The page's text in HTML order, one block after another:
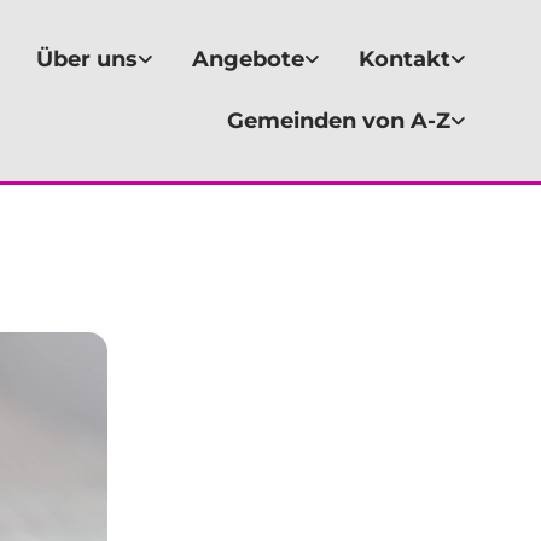
Über uns Angebote Kontakt
Gemeinden von A-Z